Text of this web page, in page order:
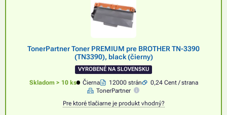
TonerPartner Toner PREMIUM pre BROTHER TN-3390
(TN3390), black (čierny)
VYROBENÉ NA SLOVENSKU
Skladom > 10 ks Čierna 12000 strán
0,24 Cent / strana
TonerPartner
Pre ktoré tlačiarne je produkt vhodný?